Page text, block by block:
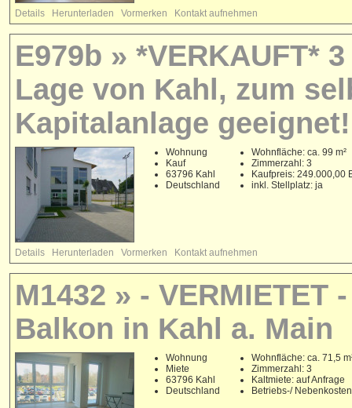
Details Herunterladen Vormerken Kontakt aufnehmen
E979b » *VERKAUFT*
Lage von Kahl, zum
Kapitalanlage geeignet!
Wohnung
Kauf
63796 Kahl
Deutschland
Wohnfläche: ca. 99 m²
Zimmerzahl: 3
Kaufpreis: 249.000,00
inkl. Stellplatz: ja
Details Herunterladen Vormerken Kontakt aufnehmen
M1432 » -
Balkon in Kahl a. Main
Wohnung
Miete
63796 Kahl
Deutschland
Wohnfläche: ca. 71,5
Zimmerzahl: 3
Kaltmiete: auf Anfrage
Betriebs-/